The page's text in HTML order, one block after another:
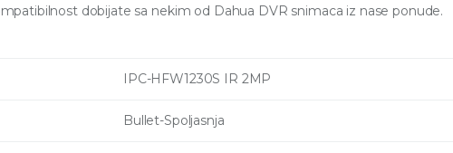
dobijate sa nekim od Dahua DVR snimaca iz nase ponude.
IPC-HFW1230S IR 2MP
Bullet-Spoljasnja